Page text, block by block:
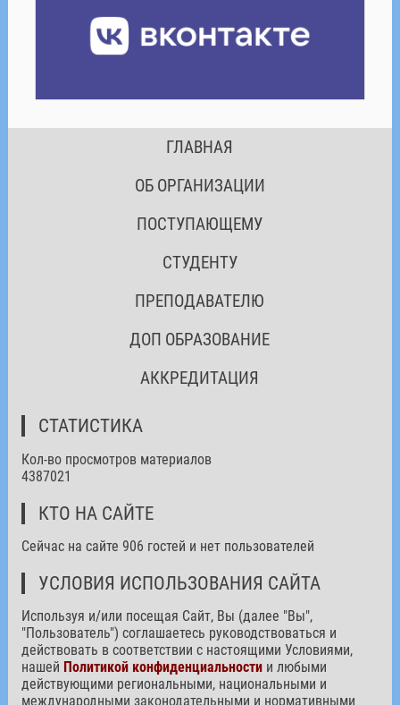
ГЛАВНАЯ
ОБ ОРГАНИЗАЦИИ
ПОСТУПАЮЩЕМУ
СТУДЕНТУ
ПРЕПОДАВАТЕЛЮ
ДОП ОБРАЗОВАНИЕ
АККРЕДИТАЦИЯ
СТАТИСТИКА
Кол-во просмотров материалов
4387021
КТО НА САЙТЕ
Сейчас на сайте 906 гостей и нет пользователей
УСЛОВИЯ ИСПОЛЬЗОВАНИЯ САЙТА
Используя и/или посещая Сайт, Вы (далее "Вы",
"Пользователь") соглашаетесь руководствоваться и
действовать в соответствии с настоящими Условиями,
нашей Политикой конфиденциальностии любыми
действующими региональными, национальными и
международными законодательными и нормативными